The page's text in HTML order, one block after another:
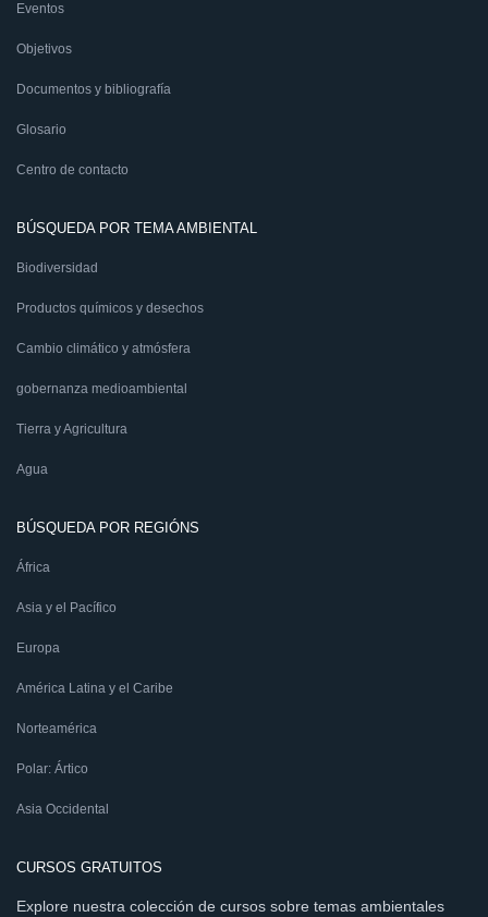
Eventos
Objetivos
Documentos y bibliografía
Glosario
Centro de contacto
BÚSQUEDA POR TEMA AMBIENTAL
Biodiversidad
Productos químicos y desechos
Cambio climático y atmósfera
gobernanza medioambiental
Tierra y Agricultura
Agua
BÚSQUEDA POR REGIÓNS
África
Asia y el Pacífico
Europa
América Latina y el Caribe
Norteamérica
Polar: Ártico
Asia Occidental
CURSOS GRATUITOS
Explore nuestra colección de cursos sobre temas ambientales